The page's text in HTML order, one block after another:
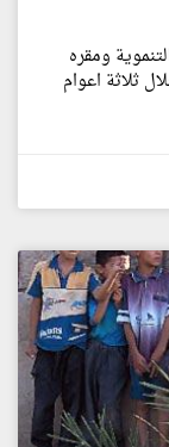
ومقره
ثلاثة اعوام